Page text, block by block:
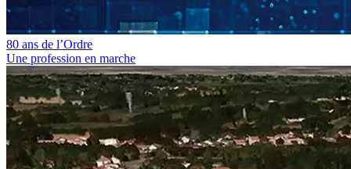
80 ans de l’Ordre
Une profession en marche